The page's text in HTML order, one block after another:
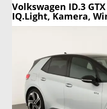
Volkswagen ID.3
IQ.Light, Kamera,